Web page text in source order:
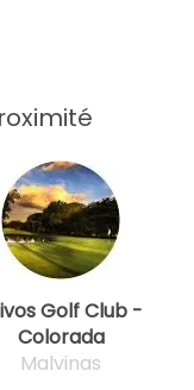
Golf Club -
Colorada
Malvinas